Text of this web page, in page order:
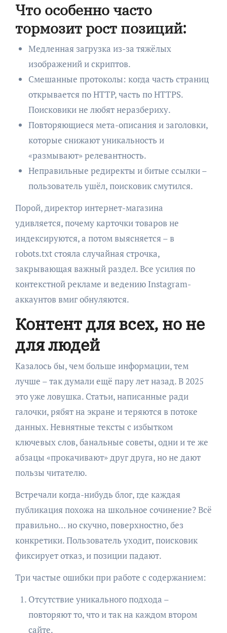
Что особенно часто
тормозит рост позиций:
Медленная загрузка из-за тяжёлых
изображений и скриптов.
Смешанные протоколы: когда часть страниц
открывается по HTTP, часть по HTTPS.
Поисковики не любят неразбериху.
Повторяющиеся мета-описания и заголовки,
которые снижают уникальность и
«размывают» релевантность.
Неправильные редиректы и битые ссылки –
пользователь ушёл, поисковик смутился.
Порой, директор интернет-магазина
удивляется, почему карточки товаров не
индексируются, а потом выясняется – в
robots.txt стояла случайная строчка,
закрывающая важный раздел. Все усилия по
контекстной рекламе и ведению Instagram-
аккаунтов вмиг обнуляются.
Контент для всех, но не
для людей
Казалось бы, чем больше информации, тем
лучше – так думали ещё пару лет назад. В 2025
это уже ловушка. Статьи, написанные ради
галочки, рябят на экране и теряются в потоке
данных. Невнятные тексты с избытком
ключевых слов, банальные советы, одни и те же
абзацы «прокачивают» друг друга, но не дают
пользы читателю.
Встречали когда-нибудь блог, где каждая
публикация похожа на школьное сочинение? Всё
правильно… но скучно, поверхностно, без
конкретики. Пользователь уходит, поисковик
фиксирует отказ, и позиции падают.
Три частые ошибки при работе с содержанием:
Отсутствие уникального подхода –
повторяют то, что и так на каждом втором
сайте.